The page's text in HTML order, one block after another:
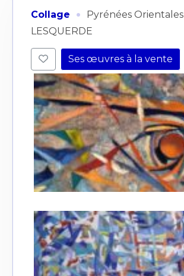
Collage · Pyrénées Orientales
LESQUERDE
Ses œuvres à la vente